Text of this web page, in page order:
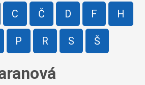
C Č D F H
P R S Š